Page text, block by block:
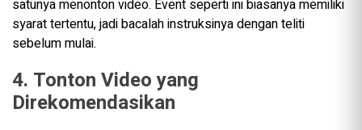
satunya menonton video. Event seperti ini biasanya memiliki
syarat tertentu, jadi bacalah instruksinya dengan teliti
sebelum mulai.
4. Tonton Video yang
Direkomendasikan